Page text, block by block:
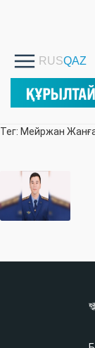
Тег: Мейржан